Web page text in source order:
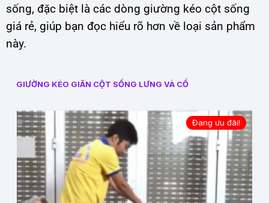
sống, đặc biệt là các dòng giường kéo cột sống
giá rẻ, giúp bạn đọc hiểu rõ hơn về loại sản phẩm
này.
GIƯỜNG KÉO GIÃN CỘT SỐNG LƯNG VÀ CỔ
Đang ưu đãi!